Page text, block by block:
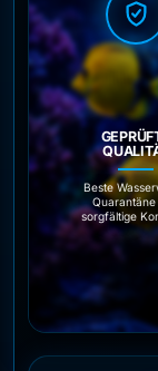
Beste
Quarantäne
sorgfältige